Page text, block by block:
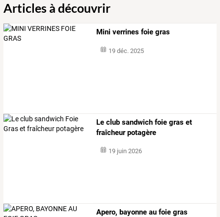
Articles à découvrir
Mini verrines foie gras
19 déc. 2025
Le club sandwich foie gras et
fraîcheur potagère
19 juin 2026
Apero, bayonne au foie gras